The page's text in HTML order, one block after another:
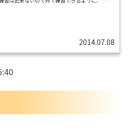
だとスムーズな打鍵なの
や漢字が続くとペースが
みたままを打つ」ようにな
いて
「や... 2014.07.08